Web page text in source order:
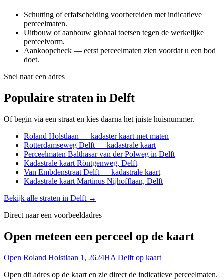
Schutting of erfafscheiding voorbereiden met indicatieve
perceelmaten.
Uitbouw of aanbouw globaal toetsen tegen de werkelijke
perceelvorm.
Aankoopcheck — eerst perceelmaten zien voordat u een bod
doet.
Snel naar een adres
Populaire straten in Delft
Of begin via een straat en kies daarna het juiste huisnummer.
Roland Holstlaan — kadaster kaart met maten
Rotterdamseweg Delft — kadastrale kaart
Perceelmaten Balthasar van der Polweg in Delft
Kadastrale kaart Röntgenweg, Delft
Van Embdenstraat Delft — kadastrale kaart
Kadastrale kaart Martinus Nijhofflaan, Delft
Bekijk alle straten in Delft →
Direct naar een voorbeeldadres
Open meteen een perceel op de kaart
Open Roland Holstlaan 1, 2624HA Delft op kaart
Open dit adres op de kaart en zie direct de indicatieve perceelmaten.